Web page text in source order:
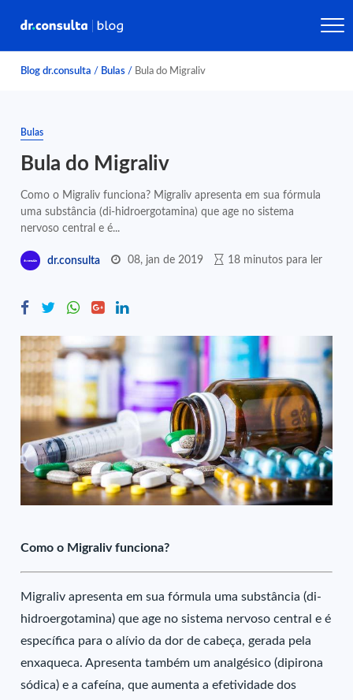
Blog dr.consulta / Bulas / Bula do Migraliv
Bulas
Bula do Migraliv
Como o Migraliv funciona? Migraliv apresenta em sua fórmula
uma substância (di-hidroergotamina) que age no sistema
nervoso central e é...
dr.consulta 08, jan de 2019 18 minutos para ler
Como o Migraliv funciona?
Migraliv apresenta em sua fórmula uma substância (di-
hidroergotamina) que age no sistema nervoso central e é
específica para o alívio da dor de cabeça, gerada pela
enxaqueca. Apresenta também um analgésico (dipirona
sódica) e a cafeína, que aumenta a efetividade dos